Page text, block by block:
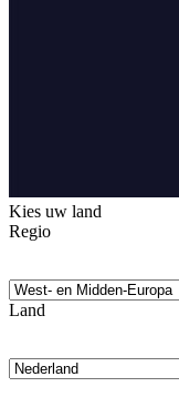
Kies uw land
Regio
Land